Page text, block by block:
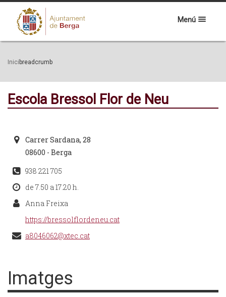
Menú
Inici breadcrumb
Escola Bressol Flor de Neu
Carrer Sardana, 28
08600 - Berga
938 221 705
de 7.50 a 17.20 h.
Anna Freixa
https://bressolflordeneu.cat
a8046062@xtec.cat
Imatges